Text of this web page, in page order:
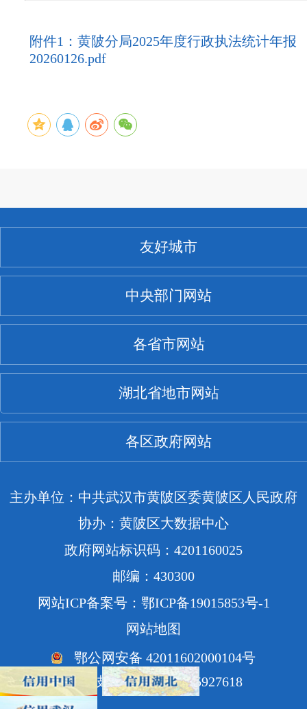
附件1：黄陂分局2025年度行政执法统计年报
20260126.pdf
友好城市
中央部门网站
各省市网站
湖北省地市网站
各区政府网站
主办单位：中共武汉市黄陂区委黄陂区人民政府
协办：黄陂区大数据中心
政府网站标识码：4201160025
邮编：430300
网站ICP备案号：鄂ICP备19015853号-1
网站地图
鄂公网安备 42011602000104号
网站技术支持电话：85927618